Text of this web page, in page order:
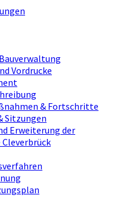
Vordrucke
& Fortschritte
Sitzungen
Erweiterung der
Cleverbrück